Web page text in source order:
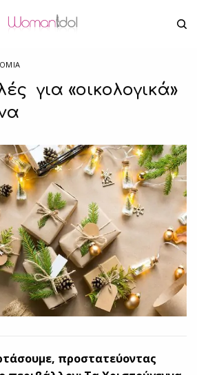
για «οικολογικά»
προστατεύοντας